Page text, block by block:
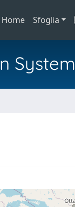
Home Sfoglia
System